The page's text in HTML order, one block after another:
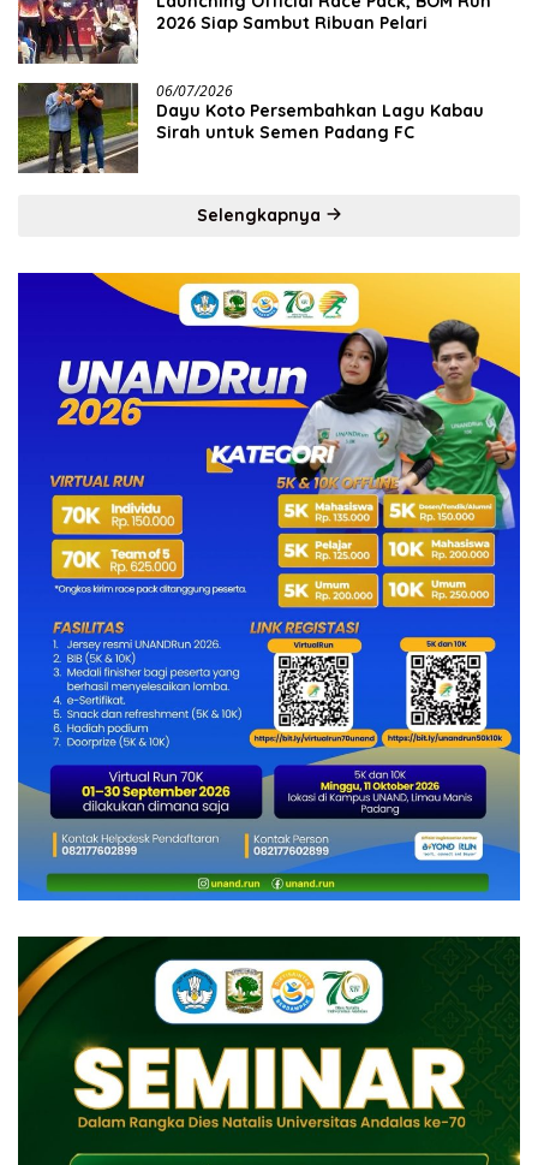
2026 Siap Sambut Ribuan Pelari
06/07/2026
Dayu Koto Persembahkan Lagu Kabau
Sirah untuk Semen Padang FC
Selengkapnya